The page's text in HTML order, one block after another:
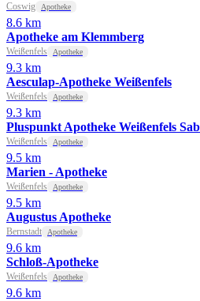
Coswig Apotheke
8.6 km
Apotheke am Klemmberg
Weißenfels Apotheke
9.3 km
Aesculap-Apotheke Weißenfels
Weißenfels Apotheke
9.3 km
Pluspunkt Apotheke Weißenfels
Weißenfels Apotheke
9.5 km
Marien - Apotheke
Weißenfels Apotheke
9.5 km
Augustus Apotheke
Bernstadt Apotheke
9.6 km
Schloß-Apotheke
Weißenfels Apotheke
9.6 km